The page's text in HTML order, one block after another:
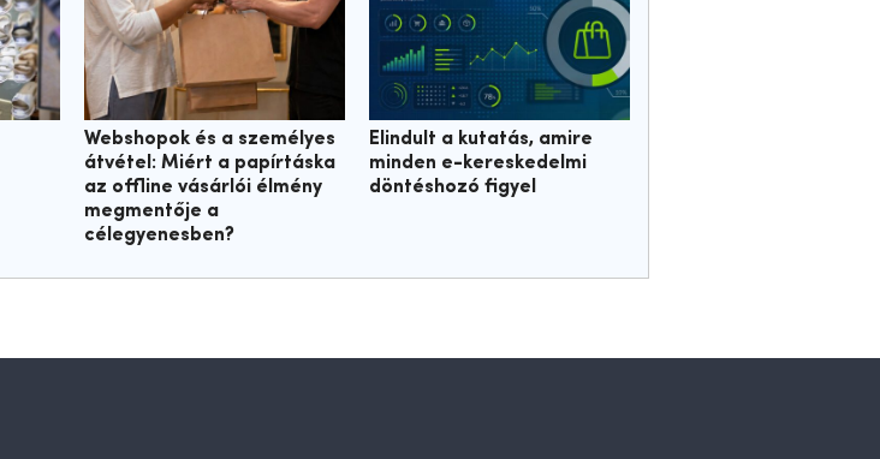
Webshopok és a személyes
átvétel: Miért a papírtáska
az offline vásárlói élmény
megmentője a
célegyenesben?
Elindult a kutatás, amire
minden e-kereskedelmi
döntéshozó figyel